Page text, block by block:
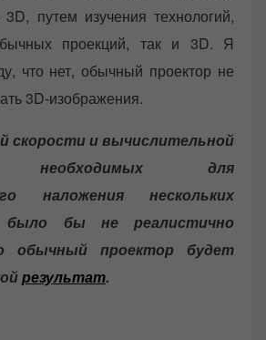
3D, путем изучения технологий,
проекций, так и 3D. Я
что нет, обычный проектор не
3D-изображения.
скорости и вычислительной
необходимых для
наложения нескольких
было бы не реалистично
обычный проектор будет
результат.